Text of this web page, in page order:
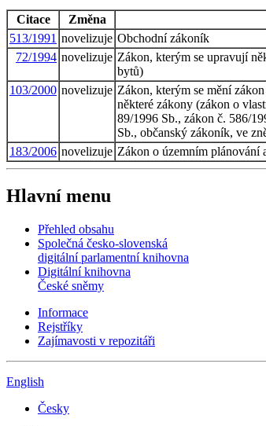
Citace Změna
513/1991 novelizuje Obchodní zákoník
72/1994 novelizuje Zákon, kterým se upravují
bytů)
103/2000 novelizuje Zákon, kterým se mění
některé zákony (zákon o
89/1996 Sb., zákon č. 586/
Sb., občanský zákoník, ve
183/2006 novelizuje Zákon o územním plánování
Hlavní menu
Přehled obsahu
Společná česko-slovenská
digitální parlamentní knihovna
Digitální knihovna
České sněmy
Informace
Rejstříky
Zajímavosti v repozitáři
English
Česky